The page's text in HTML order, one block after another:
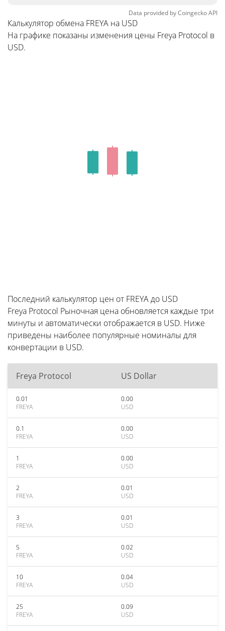
Data provided byCoingeckoAPI
Калькулятор обмена FREYA на USD
На графике показаны изменения цены Freya Protocol в
USD.
Последний калькулятор цен от FREYA до USD
Freya Protocol Рыночная цена обновляется каждые три
минуты и автоматически отображается в USD. Ниже
приведены наиболее популярные номиналы для
конвертации в USD.
Freya Protocol US Dollar
0.01
FREYA
0.00
USD
0.1
FREYA
0.00
USD
1
FREYA
0.00
USD
2
FREYA
0.01
USD
3
FREYA
0.01
USD
5
FREYA
0.02
USD
10
FREYA
0.04
USD
25
FREYA
0.09
USD